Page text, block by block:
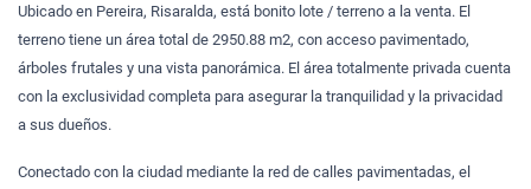
Ubicado en Pereira, Risaralda, está bonito lote / terreno a la venta. El
terreno tiene un área total de 2950.88 m2, con acceso pavimentado,
árboles frutales y una vista panorámica. El área totalmente privada cuenta
con la exclusividad completa para asegurar la tranquilidad y la privacidad
a sus dueños.
Conectado con la ciudad mediante la red de calles pavimentadas, el